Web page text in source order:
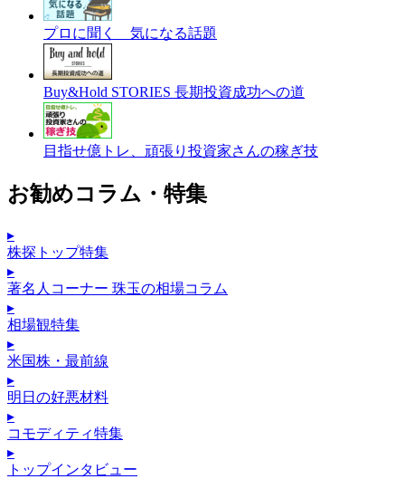
プロに聞く 気になる話題
Buy&Hold STORIES 長期投資成功への道
目指せ億トレ、頑張り投資家さんの稼ぎ技
お勧めコラム・特集
▸
株探トップ特集
▸
著名人コーナー 珠玉の相場コラム
▸
相場観特集
▸
米国株・最前線
▸
明日の好悪材料
▸
コモディティ特集
▸
トップインタビュー